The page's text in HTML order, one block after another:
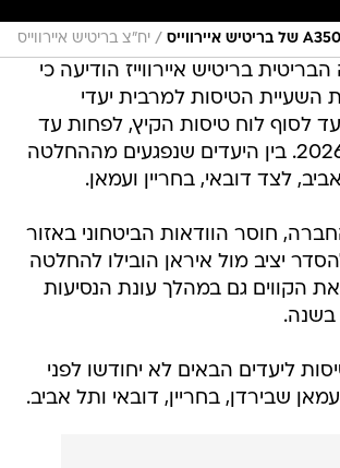
/ יח"צ בריטיש איירווייס
בריטיש איירווייז הודיעה כי
השעיית הטיסות למרבית יעדי
לסוף לוח טיסות הקיץ, לפחות עד
25 באוקטובר 2026. בין היעדים שנפגעים מההחלטה
לצד דובאי, בחריין ועמאן.
חוסר הוודאות הביטחוני באזור
יציב מול איראן הובילו להחלטה
הקווים גם במהלך עונת הנסיעות
בשנה.
ליעדים הבאים לא יחודשו לפני